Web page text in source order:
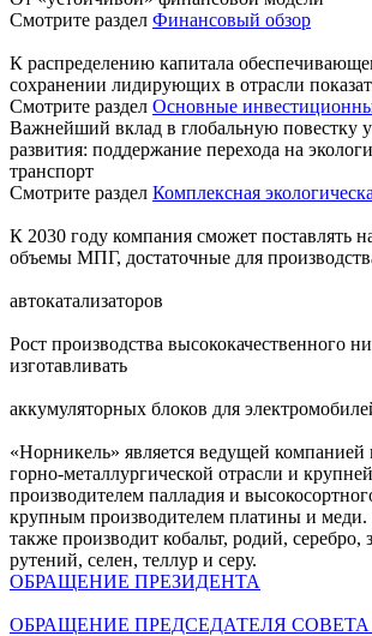
Смотрите раздел Финансовый обзор
К распределению капитала
сохранении лидирующих в отрасли
Смотрите раздел Основные
Важнейший вклад в глобальную повестку
развития: поддержание перехода на
транспорт
Смотрите раздел Комплексная
К 2030 году компания сможет поставлять
объемы МПГ, достаточные для
автокатализаторов
Рост производства высококачественного
изготавливать
аккумуляторных блоков для
«Норникель» является ведущей компанией
горно-металлургической отрасли и
производителем палладия и
крупным производителем платины и меди.
также производит кобальт, родий, серебро,
рутений, селен, теллур и серу.
ОБРАЩЕНИЕ ПРЕЗИДЕНТА
ОБРАЩЕНИЕ ПРЕДСЕДАТЕЛЯ